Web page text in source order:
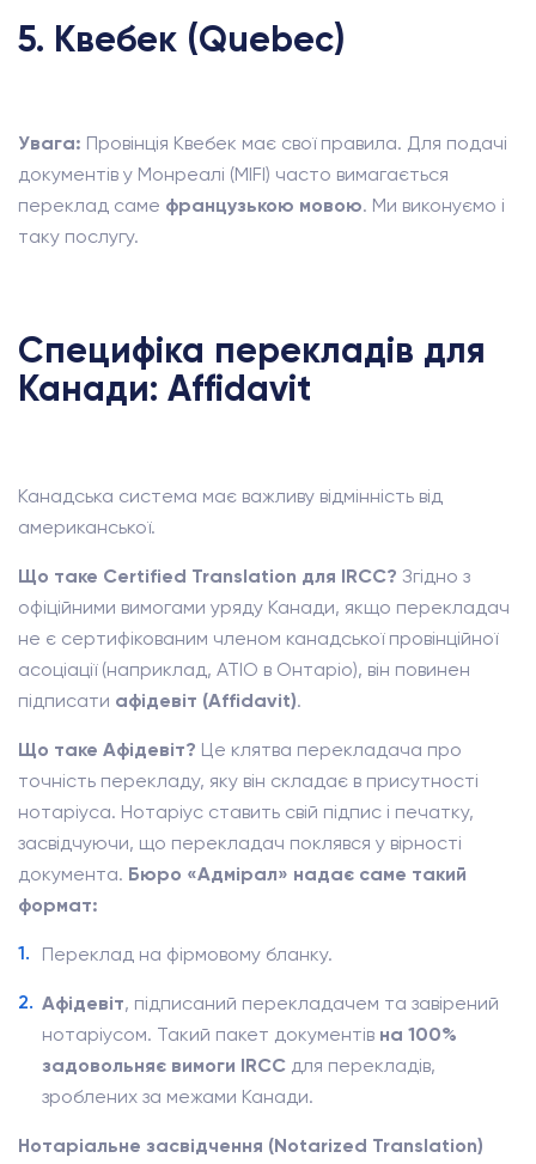
5. Квебек (Quebec)
Увага: Провінція Квебек має свої правила. Для подачі
документів у Монреалі (MIFI) часто вимагається
переклад саме французькою мовою. Ми виконуємо і
таку послугу.
Специфіка перекладів для
Канади: Affidavit
Канадська система має важливу відмінність від
американської.
Що таке Certified Translation для IRCC? Згідно з
офіційними вимогами уряду Канади, якщо перекладач
не є сертифікованим членом канадської провінційної
асоціації (наприклад, ATIO в Онтаріо), він повинен
підписати афідевіт (Affidavit).
Що таке Афідевіт? Це клятва перекладача про
точність перекладу, яку він складає в присутності
нотаріуса. Нотаріус ставить свій підпис і печатку,
засвідчуючи, що перекладач поклявся у вірності
документа. Бюро «Адмірал» надає саме такий
формат:
Переклад на фірмовому бланку.
Афідевіт, підписаний перекладачем та завірений
нотаріусом. Такий пакет документів на 100%
задовольняє вимоги IRCC для перекладів,
зроблених за межами Канади.
Нотаріальне засвідчення (Notarized Translation)